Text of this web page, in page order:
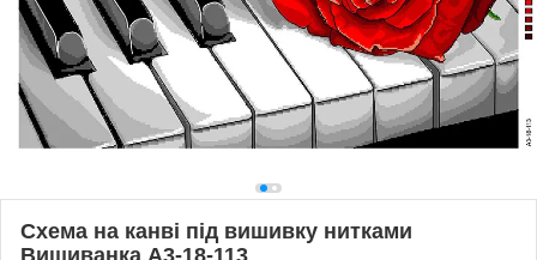
Схема на канві під вишивку нитками
Вишиванка А3-18-113